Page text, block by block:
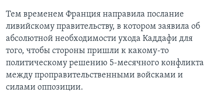
Тем временем Франция направила послание
ливийскому правительству, в котором заявила об
абсолютной необходимости ухода Каддафи для
того, чтобы стороны пришли к какому-то
политическому решению 5-месячного конфликта
между проправительственными войсками и
силами оппозиции.